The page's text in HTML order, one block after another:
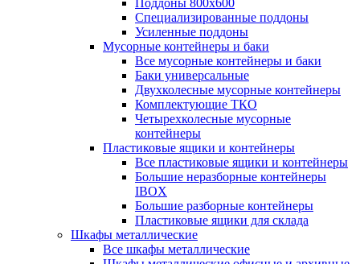
Поддоны 800х600
Специализированные поддоны
Усиленные поддоны
Мусорные контейнеры и баки
Все мусорные контейнеры и баки
Баки универсальные
Двухколесные мусорные контейнеры
Комплектующие ТКО
Четырехколесные мусорные
контейнеры
Пластиковые ящики и контейнеры
Все пластиковые ящики и контейнеры
Большие неразборные контейнеры
IBOX
Большие разборные контейнеры
Пластиковые ящики для склада
Шкафы металлические
Все шкафы металлические